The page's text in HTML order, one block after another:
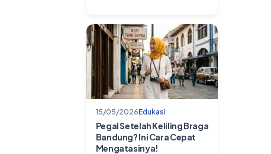
15/05/2026Edukasi
Pegal Setelah Keliling Braga
Bandung? Ini Cara Cepat
Mengatasinya!